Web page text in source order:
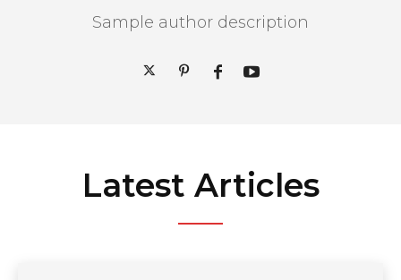
Sample author description
Latest Articles